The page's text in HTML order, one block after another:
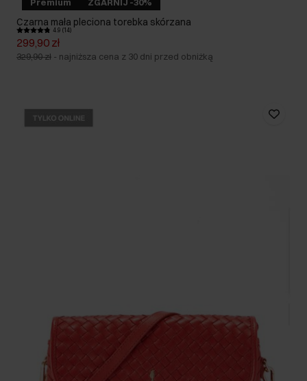
Czarna mała pleciona torebka skórzana
4.9 (14)
299,90 zł
329,90 zł - najniższa cena z 30 dni przed obniżką